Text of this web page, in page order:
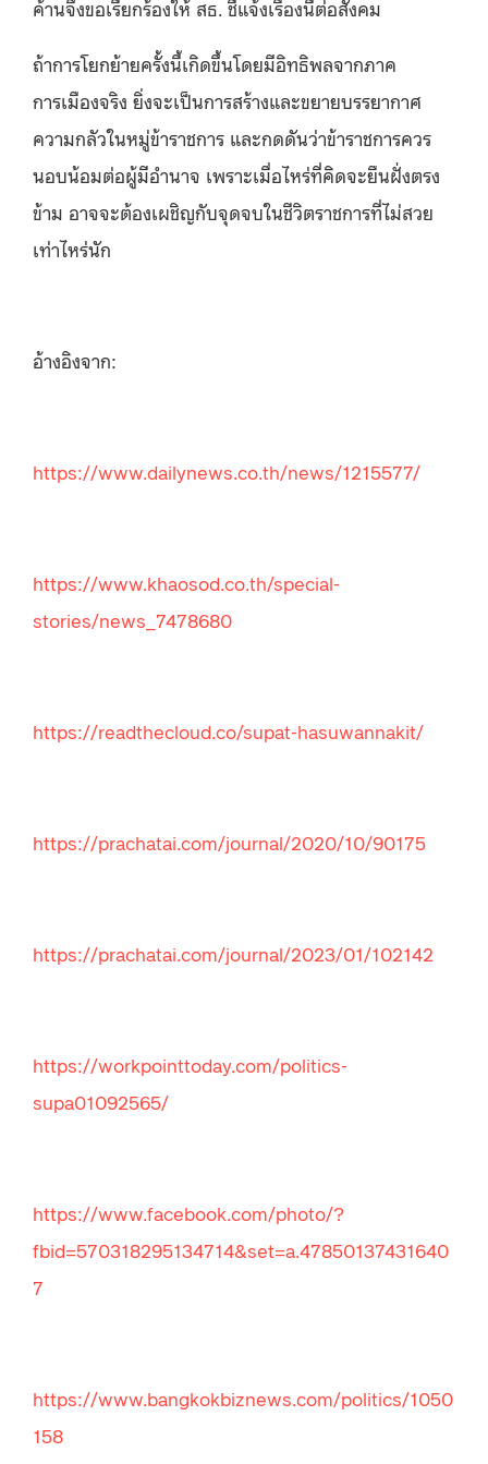
ค้านจึงขอเรียกร้องให้ สธ. ชี้แจ้งเรื่องนี้ต่อสังคม
ถ้าการโยกย้ายครั้งนี้เกิดขึ้นโดยมีอิทธิพลจากภาค
การเมืองจริง ยิ่งจะเป็นการสร้างและขยายบรรยากาศ
ความกลัวในหมู่ข้าราชการ และกดดันว่าข้าราชการควร
นอบน้อมต่อผู้มีอำนาจ เพราะเมื่อไหร่ที่คิดจะยืนฝั่งตรง
ข้าม อาจจะต้องเผชิญกับจุดจบในชีวิตราชการที่ไม่สวย
เท่าไหร่นัก
อ้างอิงจาก:
https://www.dailynews.co.th/news/1215577/
https://www.khaosod.co.th/special-
stories/news_7478680
https://readthecloud.co/supat-hasuwannakit/
https://prachatai.com/journal/2020/10/90175
https://prachatai.com/journal/2023/01/102142
https://workpointtoday.com/politics-
supa01092565/
https://www.facebook.com/photo/?
fbid=570318295134714&set=a.47850137431640
7
https://www.bangkokbiznews.com/politics/1050
158